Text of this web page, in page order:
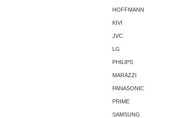
HOFFMANN
KIVI
JVC
LG
PHILIPS
MARAZZI
PANASONIC
PRIME
SAMSUNG